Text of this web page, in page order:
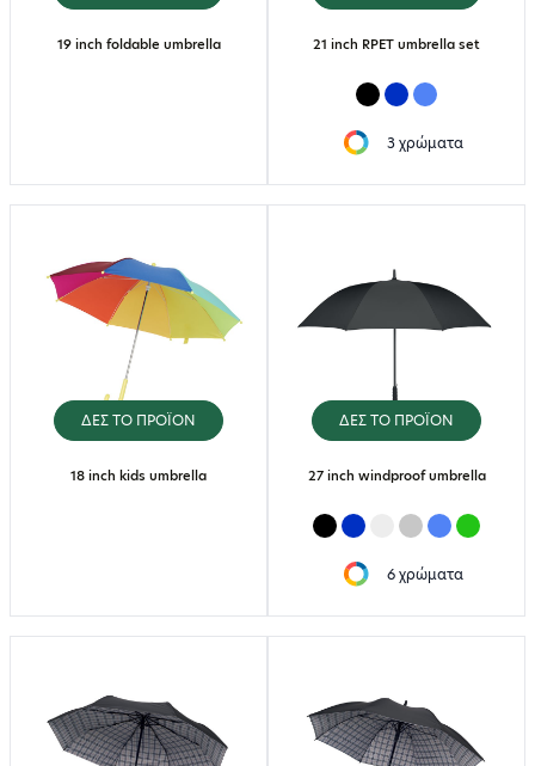
19 inch foldable umbrella 21 inch RPET umbrella set
3 χρώματα
ΔΕΣ ΤΟ ΠΡΟΪΟΝ
18 inch kids umbrella
ΔΕΣ ΤΟ ΠΡΟΪΟΝ
27 inch windproof umbrella
6 χρώματα